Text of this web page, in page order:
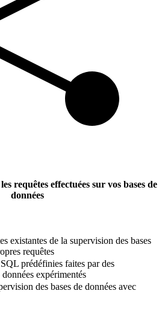
requêtes effectuées sur vos bases de
données
existantes de la supervision des bases
requêtes
prédéfinies faites par des
expérimentés
des bases de données avec